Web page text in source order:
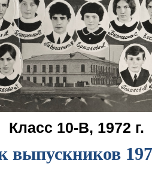
Класс 10-В, 1972 г.
выпускников